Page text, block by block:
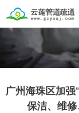
广州海珠区加
保洁、维